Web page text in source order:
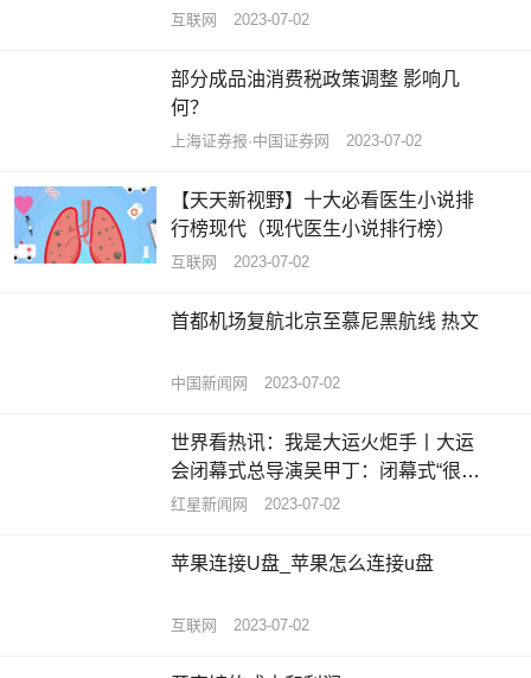
互联网 2023-07-02
部分成品油消费税政策调整 影响几
何？
上海证券报·中国证券网 2023-07-02
【天天新视野】十大必看医生小说排
行榜现代（现代医生小说排行榜）
互联网 2023-07-02
首都机场复航北京至慕尼黑航线 热文
中国新闻网 2023-07-02
世界看热讯：我是大运火炬手丨大运
会闭幕式总导演吴甲丁：闭幕式“很成
都”，定位就是让世界记住成都人
红星新闻网 2023-07-02
苹果连接U盘_苹果怎么连接u盘
互联网 2023-07-02